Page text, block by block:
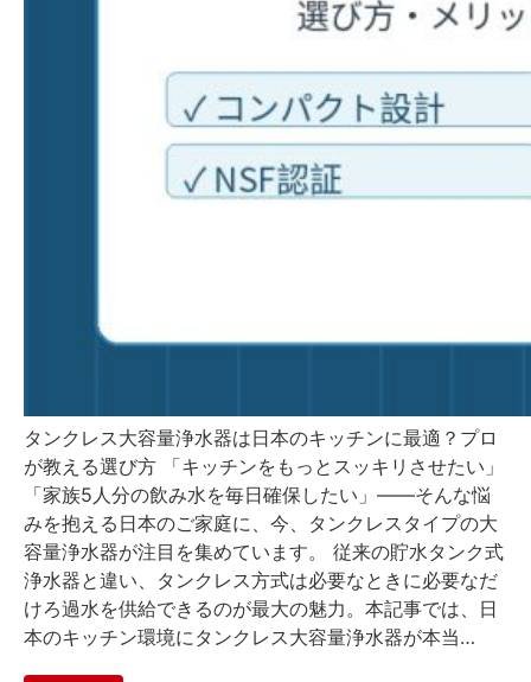
タンクレス大容量浄水器は日本のキッチンに最適？プロ
が教える選び方 「キッチンをもっとスッキリさせたい」
「家族5人分の飲み水を毎日確保したい」——そんな悩
みを抱える日本のご家庭に、今、タンクレスタイプの大
容量浄水器が注目を集めています。 従来の貯水タンク式
浄水器と違い、タンクレス方式は必要なときに必要なだ
けろ過水を供給できるのが最大の魅力。本記事では、日
本のキッチン環境にタンクレス大容量浄水器が本当…